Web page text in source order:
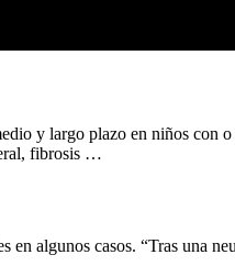
y largo plazo en niños con o
fibrosis …
en algunos casos. “Tras una